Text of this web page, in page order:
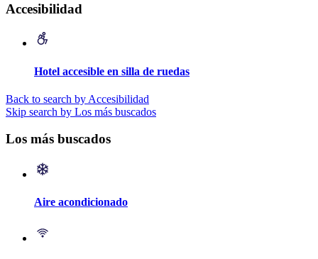
Accesibilidad
Hotel accesible en silla de ruedas
Back to search by Accesibilidad
Skip search by Los más buscados
Los más buscados
Aire acondicionado